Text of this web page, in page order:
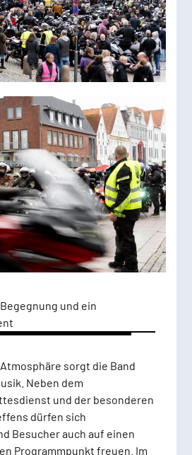
und ein
sorgt die Band
Neben dem
und der besonderen
dürfen sich
Besucher auch auf einen
Programmpunkt freuen. Im